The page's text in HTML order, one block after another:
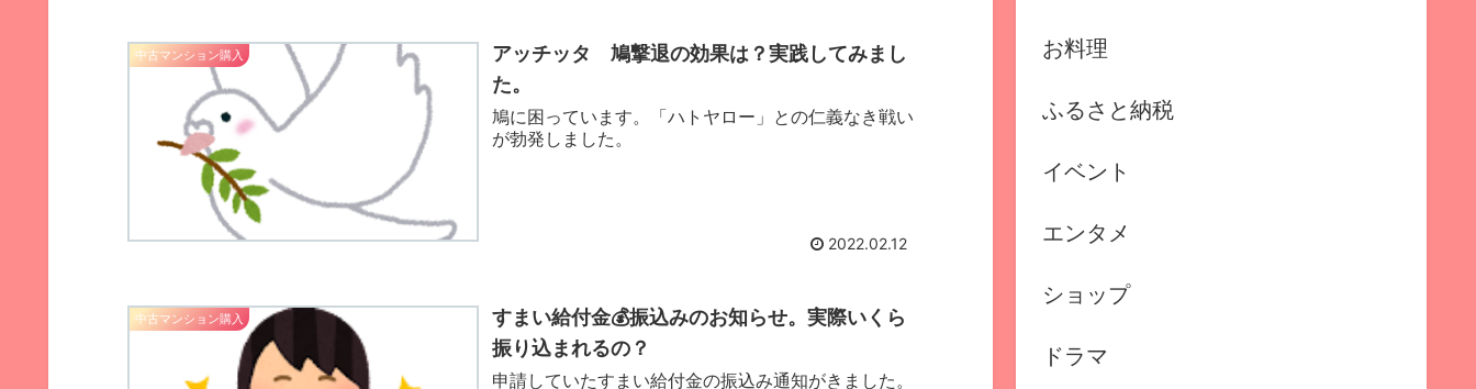
中古マンション購入
アッチッタ 鳩撃退の効果は？実践してみまし
た。
鳩に困っています。「ハトヤロー」との仁義なき戦い
が勃発しました。
2022.02.12
中古マンション購入
すまい給付金💰振込みのお知らせ。実際いくら
振り込まれるの？
申請していたすまい給付金の振込み通知がきました。
お料理
ふるさと納税
イベント
エンタメ
ショップ
ドラマ